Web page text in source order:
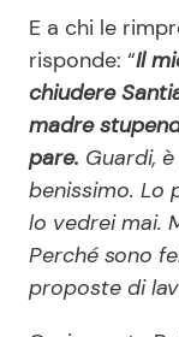
E a chi le
risponde: “Il
chiudere
madre
pare. Guardi,
benissimo. Lo
lo vedrei mai.
Perché sono
proposte di